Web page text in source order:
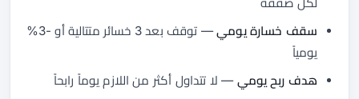
لكل صفقة
سقف خسارة يومي
— توقف بعد 3 خسائر متتالية أو -3%
يومياً
هدف ربح يومي — لا تتداول أكثر من اللازم يوماً رابحاً